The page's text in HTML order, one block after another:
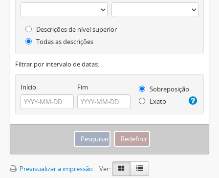
Descrições de nível superior
Todas as descrições
Filtrar por intervalo de datas:
Início Fim
Sobreposição
Exato
Previsualizar a impressão
Ver: